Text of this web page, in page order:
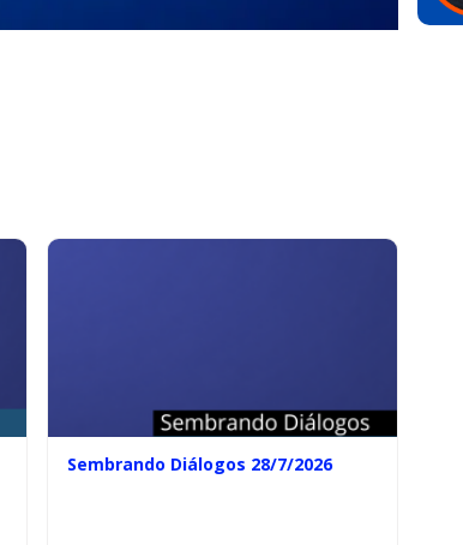
Sembrando Diálogos 28/7/2026